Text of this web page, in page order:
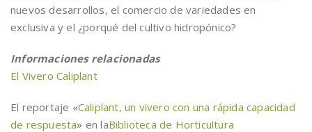
nuevos desarrollos, el comercio de variedades en
exclusiva y el ¿porqué del cultivo hidropónico?
Informaciones relacionadas
El Vivero Caliplant
El reportaje «Caliplant, un vivero con una rápida capacidad
de respuesta» en laBiblioteca de Horticultura